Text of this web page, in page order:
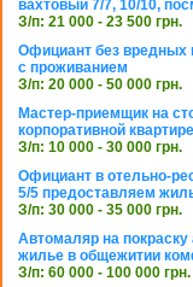
вахтовый 7/7, 10/10,
З/п: 21 000 - 23 500 грн.
Официант без вредных
с проживанием
З/п: 20 000 - 50 000 грн.
Мастер-приемщик на
корпоративной квартире
З/п: 10 000 - 30 000 грн.
Официант в отельно-
5/5 предоставляем
З/п: 30 000 - 35 000 грн.
Автомаляр на
жилье в общежитии
З/п: 60 000 - 100 000